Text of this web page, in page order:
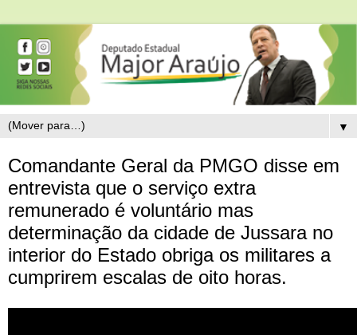
▼
Comandante Geral da PMGO disse em
entrevista que o serviço extra
remunerado é voluntário mas
determinação da cidade de Jussara no
interior do Estado obriga os militares a
cumprirem escalas de oito horas.